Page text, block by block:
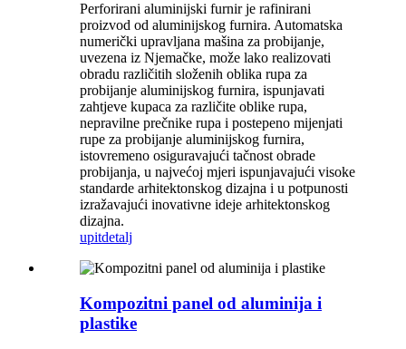
Perforirani aluminijski furnir je rafinirani
proizvod od aluminijskog furnira. Automatska
numerički upravljana mašina za probijanje,
uvezena iz Njemačke, može lako realizovati
obradu različitih složenih oblika rupa za
probijanje aluminijskog furnira, ispunjavati
zahtjeve kupaca za različite oblike rupa,
nepravilne prečnike rupa i postepeno mijenjati
rupe za probijanje aluminijskog furnira,
istovremeno osiguravajući tačnost obrade
probijanja, u najvećoj mjeri ispunjavajući visoke
standarde arhitektonskog dizajna i u potpunosti
izražavajući inovativne ideje arhitektonskog
dizajna.
upitdetalj
Kompozitni panel od aluminija i
plastike